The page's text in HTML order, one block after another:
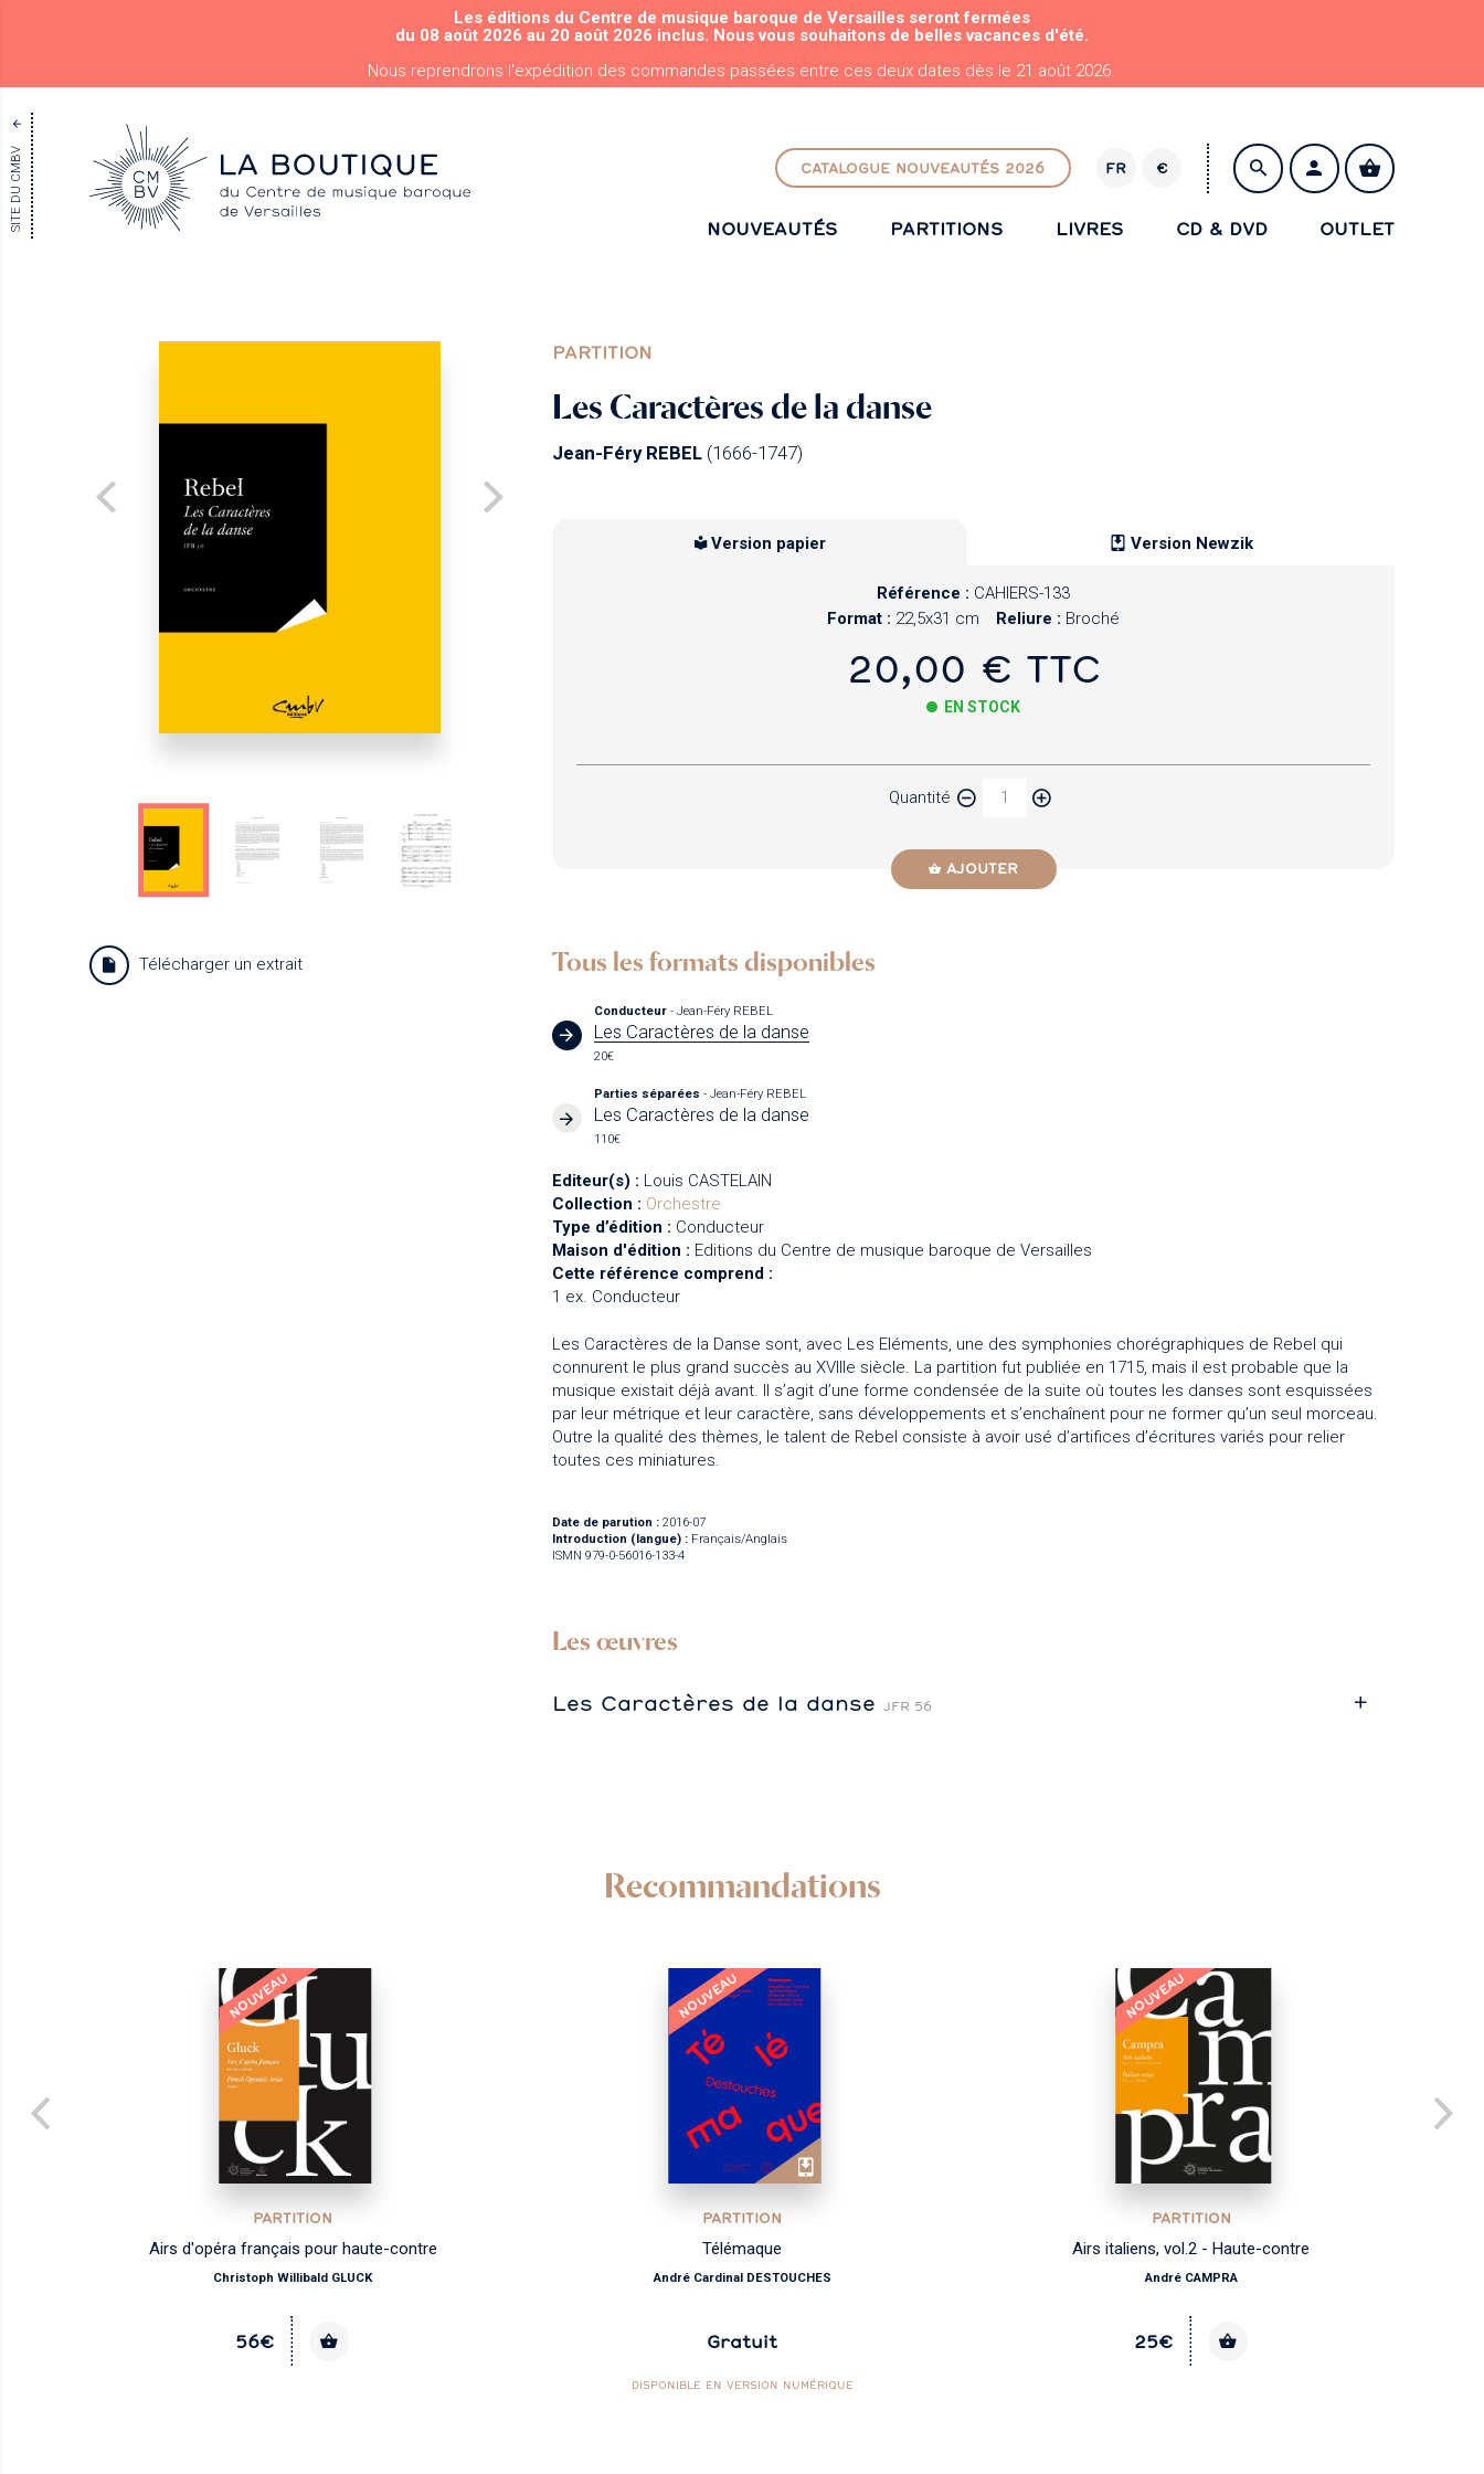
ALLER AU CONTENU PRINCIPAL
Les éditions du Centre de musique baroque de Versailles seront fermées
du 08 août 2026 au 20 août 2026 inclus. Nous vous souhaitons de belles vacances d'été.
Nous reprendrons l'expédition des commandes passées entre ces deux dates dès le 21 août 2026.
SITE DU CMBV CATALOGUE NOUVEAUTÉS 2026 FR
R
€
NOUVEAUTÉS PARTITIONS LIVRES CD & DVD OUTLET
PARTITION
Les Caractères de la danse
Jean-Féry REBEL (1666-1747)
Télécharger un extrait
Version papier Version Newzik
Référence : CAHIERS-133
Format : 22,5x31 cm Reliure : Broché
20,00 € TTC
EN STOCK
Quantité
AJOUTER
Tous les formats disponibles
Conducteur- Jean-Féry REBEL
Les Caractères de la danse
20€
Parties séparées- Jean-Féry REBEL
Les Caractères de la danse
110€
Editeur(s) : Louis CASTELAIN
Collection : Orchestre
Type d’édition : Conducteur
Maison d'édition : Editions du Centre de musique baroque de Versailles
Cette référence comprend :
1 ex. Conducteur
Les Caractères de la Danse sont, avec Les Eléments, une des symphonies chorégraphiques de Rebel qui
connurent le plus grand succès au XVIIIe siècle. La partition fut publiée en 1715, mais il est probable que la
musique existait déjà avant. Il s’agit d’une forme condensée de la suite où toutes les danses sont esquissées
par leur métrique et leur caractère, sans développements et s’enchaînent pour ne former qu’un seul morceau.
Outre la qualité des thèmes, le talent de Rebel consiste à avoir usé d’artifices d’écritures variés pour relier
toutes ces miniatures.
Date de parution : 2016-07
Introduction (langue) : Français/Anglais
ISMN 979-0-56016-133-4
Les œuvres
Les Caractères de la danse JFR 56
Recommandations
NOUVEAU
PARTITION
Airs d'opéra français pour haute-contre
Christoph Willibald GLUCK
56€
NOUVEAU
PARTITION
Télémaque
André Cardinal DESTOUCHES
Gratuit
DISPONIBLE EN VERSION NUMÉRIQUE
NOUVEAU
PARTITION
Airs italiens, vol.2 - Haute-contre
André CAMPRA
25€